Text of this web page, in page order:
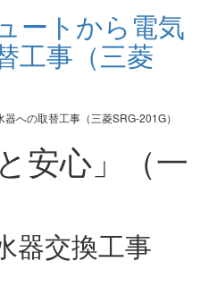
ートから電気
工事（三菱
安心」（一
器交換工事